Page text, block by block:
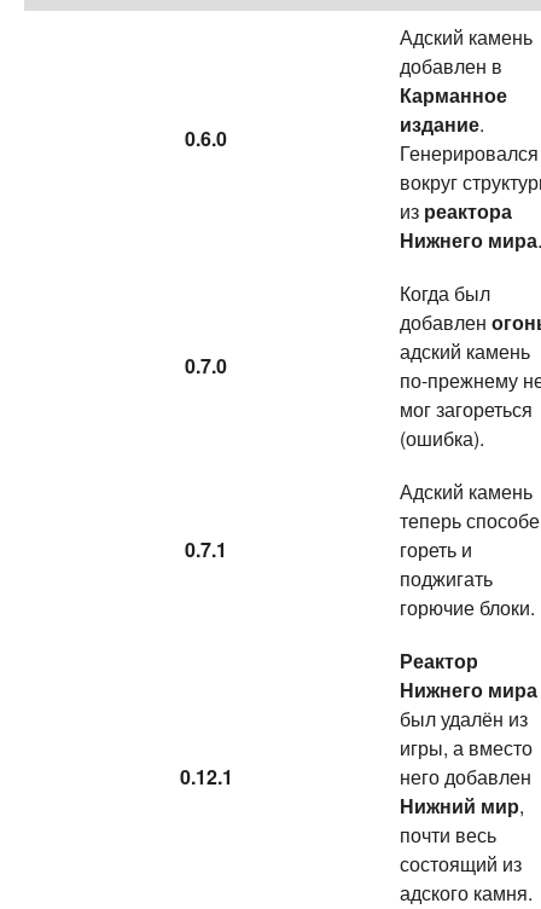
0.6.0
Адский камень
добавлен в
Карманное
издание.
Генерировался
вокруг
из реактора
Нижнего мира.
0.7.0
Когда был
добавлен
адский камень
по-прежнему
мог загореться
(ошибка).
0.7.1
Адский камень
теперь
гореть и
поджигать
горючие блоки.
0.12.1
Реактор
Нижнего мира
был удалён из
игры, а вместо
него добавлен
Нижний мир,
почти весь
состоящий из
адского камня.